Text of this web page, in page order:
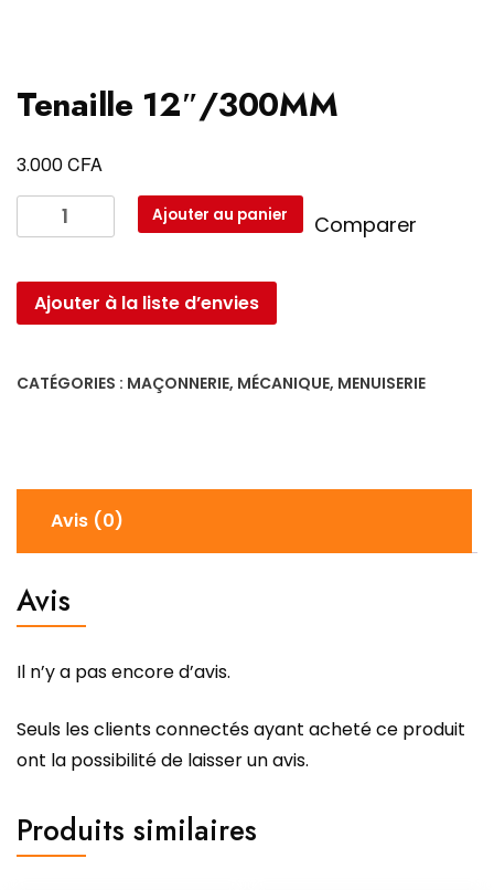
Tenaille 12″/300MM
3.000CFA
quantité
de
12"/300MM
Ajouter au panier Comparer
Ajouter à la liste d’envies
CATÉGORIES : MAÇONNERIE, MÉCANIQUE, MENUISERIE
Avis (0)
Avis
Il n’y a pas encore d’avis.
Seuls les clients connectés ayant acheté ce produit
ont la possibilité de laisser un avis.
Produits similaires